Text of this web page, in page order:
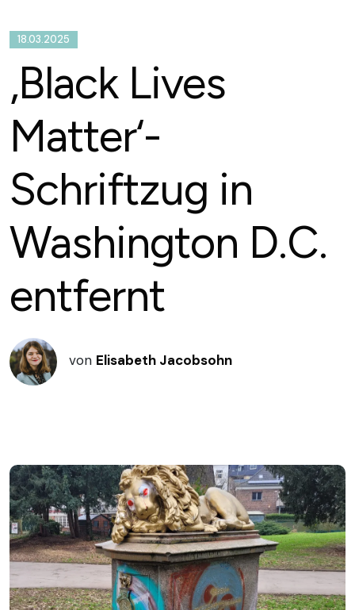
18.03.2025
‚Black Lives
Matter‘-
Schriftzug in
Washington D.C.
entfernt
von Elisabeth Jacobsohn